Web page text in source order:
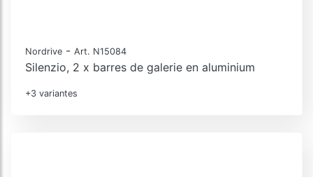
Nordrive - Art. N15084
Silenzio, 2 x barres de galerie en aluminium
+3 variantes